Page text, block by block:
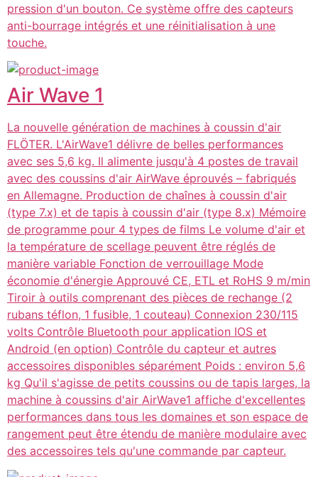
pression d'un bouton. Ce système offre des capteurs
anti-bourrage intégrés et une réinitialisation à une
touche.
Air Wave 1
La nouvelle génération de machines à coussin d'air
FLÖTER. L'AirWave1 délivre de belles performances
avec ses 5,6 kg. Il alimente jusqu'à 4 postes de travail
avec des coussins d'air AirWave éprouvés – fabriqués
en Allemagne. Production de chaînes à coussin d'air
(type 7.x) et de tapis à coussin d'air (type 8.x) Mémoire
de programme pour 4 types de films Le volume d'air et
la température de scellage peuvent être réglés de
manière variable Fonction de verrouillage Mode
économie d'énergie Approuvé CE, ETL et RoHS 9 m/min
Tiroir à outils comprenant des pièces de rechange (2
rubans téflon, 1 fusible, 1 couteau) Connexion 230/115
volts Contrôle Bluetooth pour application IOS et
Android (en option) Contrôle du capteur et autres
accessoires disponibles séparément Poids : environ 5,6
kg Qu'il s'agisse de petits coussins ou de tapis larges, la
machine à coussins d'air AirWave1 affiche d'excellentes
performances dans tous les domaines et son espace de
rangement peut être étendu de manière modulaire avec
des accessoires tels qu'une commande par capteur.